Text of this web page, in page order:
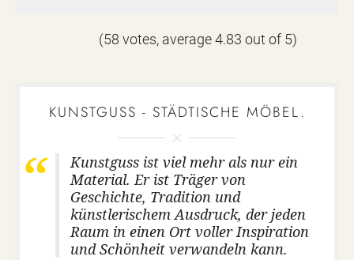
(58 votes, average4.83 out of 5)
KUNSTGUSS - STÄDTISCHE MÖBEL.
Kunstguss ist viel mehr als nur ein
Material. Er ist Träger von
Geschichte, Tradition und
künstlerischem Ausdruck, der jeden
Raum in einen Ort voller Inspiration
und Schönheit verwandeln kann.